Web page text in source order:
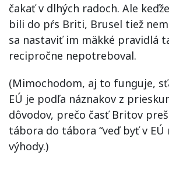
čakať v dlhých radoch. Ale
bili do pŕs Briti, Brusel tiež
sa nastaviť im mäkké pravidlá
recipročne nepotreboval.
(Mimochodom, aj to funguje,
EÚ je podľa náznakov z
dôvodov, prečo časť Britov
tábora do tábora “veď byť v EÚ
výhody.)